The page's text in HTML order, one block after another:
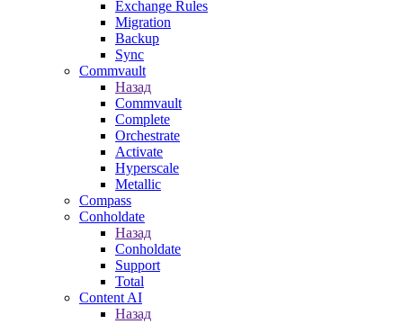
Exchange Rules
Migration
Backup
Sync
Commvault
Назад
Commvault
Complete
Orchestrate
Activate
Hyperscale
Metallic
Compass
Conholdate
Назад
Conholdate
Support
Total
Content AI
Назад